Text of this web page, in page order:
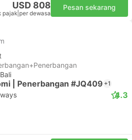
USD 808
pajak per dewasa
Pesan sekarang
| Penerbangan #JQ409 +1
4.3